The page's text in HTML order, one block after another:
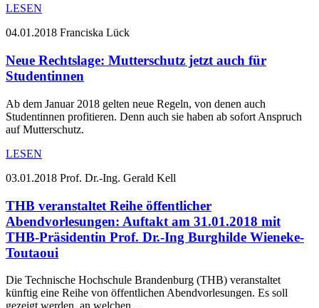
LESEN
04.01.2018 Franciska Lück
Neue Rechtslage: Mutterschutz jetzt auch für
Studentinnen
Ab dem Januar 2018 gelten neue Regeln, von denen auch
Studentinnen profitieren. Denn auch sie haben ab sofort Anspruch
auf Mutterschutz.
LESEN
03.01.2018 Prof. Dr.-Ing. Gerald Kell
THB veranstaltet Reihe öffentlicher
Abendvorlesungen: Auftakt am 31.01.2018 mit
THB-Präsidentin Prof. Dr.-Ing Burghilde Wieneke-
Toutaoui
Die Technische Hochschule Brandenburg (THB) veranstaltet
künftig eine Reihe von öffentlichen Abendvorlesungen. Es soll